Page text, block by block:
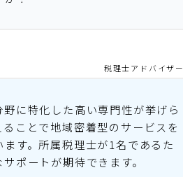
に特化した高い専門性が挙げら
ことで地域密着型のサービスを
す。所属税理士が1名であるた
ポートが期待できます。
税理士アドバイザー